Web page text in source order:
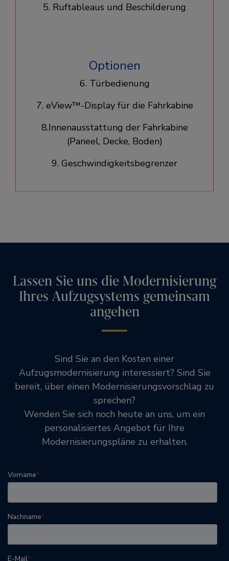
5. Ruftableaus und Beschilderung
Optionen
6. Türbedienung
7. eView™-Display für die Fahrkabine
8.Innenausstattung der Fahrkabine
(Paneel, Decke, Boden)
9. Geschwindigkeitsbegrenzer
Lassen Sie uns die Modernisierung
Ihres Aufzugsystems gemeinsam
angehen
Sind Sie an den Kosten einer
Aufzugsmodernisierung interessiert? Sind Sie
bereit, über einen Modernisierungsvorschlag zu
sprechen?
Wenden Sie sich noch heute an uns, um ein
personalisiertes Angebot für Ihre
Modernisierungspläne zu erhalten.